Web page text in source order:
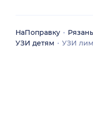
НаПоправку Рязань
УЗИ детям
УЗИ